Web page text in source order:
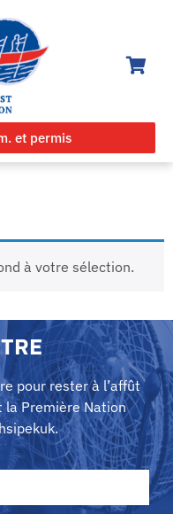
et permis
à votre sélection.
pour rester à l’affût
la Première Nation